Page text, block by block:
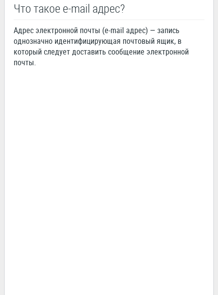
Что такое e-mail адрес?
Адрес электронной почты (e-mail адрес) — запись
однозначно идентифицирующая почтовый ящик, в
который следует доставить сообщение электронной
почты.